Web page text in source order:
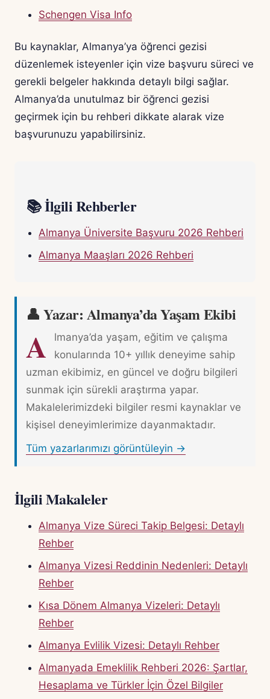
Schengen Visa Info
Bu kaynaklar, Almanya’ya öğrenci gezisi
düzenlemek isteyenler için vize başvuru süreci ve
gerekli belgeler hakkında detaylı bilgi sağlar.
Almanya’da unutulmaz bir öğrenci gezisi
geçirmek için bu rehberi dikkate alarak vize
başvurunuzu yapabilirsiniz.
📚 İlgili Rehberler
Almanya Üniversite Başvuru 2026 Rehberi
Almanya Maaşları 2026 Rehberi
👤 Yazar: Almanya’da Yaşam Ekibi
A
lmanya’da yaşam, eğitim ve çalışma
konularında 10+ yıllık deneyime sahip
uzman ekibimiz, en güncel ve doğru bilgileri
sunmak için sürekli araştırma yapar.
Makalelerimizdeki bilgiler resmi kaynaklar ve
kişisel deneyimlerimize dayanmaktadır.
Tüm yazarlarımızı görüntüleyin →
İlgili Makaleler
Almanya Vize Süreci Takip Belgesi: Detaylı
Rehber
Almanya Vizesi Reddinin Nedenleri: Detaylı
Rehber
Kısa Dönem Almanya Vizeleri: Detaylı
Rehber
Almanya Evlilik Vizesi: Detaylı Rehber
Almanyada Emeklilik Rehberi 2026: Şartlar,
Hesaplama ve Türkler İçin Özel Bilgiler